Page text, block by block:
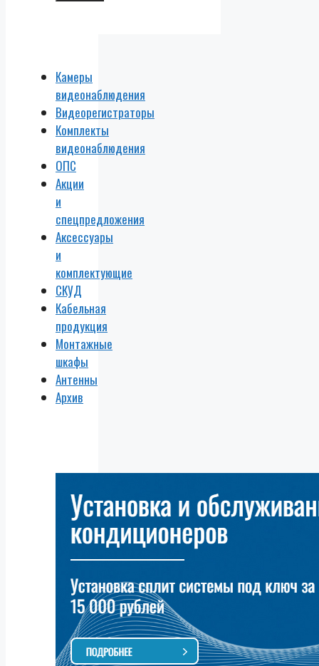
Камеры
видеонаблюдения
Видеорегистраторы
Комплекты
видеонаблюдения
ОПС
Акции
и
спецпредложения
Аксессуары
и
комплектующие
СКУД
Кабельная
продукция
Монтажные
шкафы
Антенны
Архив